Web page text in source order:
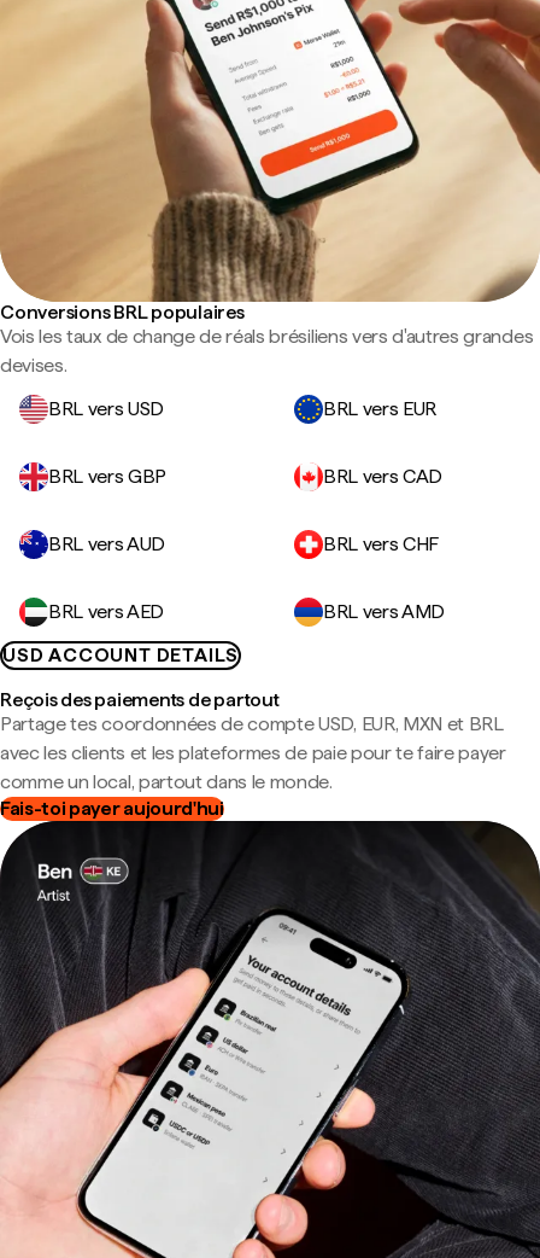
Conversions BRL populaires
Vois les taux de change de réals brésiliens vers d'autres grandes
devises.
BRL vers USD
BRL vers EUR
BRL vers GBP BRL vers CAD
BRL vers AUD BRL vers CHF
BRL vers AED
BRL vers AMD
USD ACCOUNT DETAILS
Reçois des paiements de partout
Partage tes coordonnées de compte USD, EUR, MXN et BRL
avec les clients et les plateformes de paie pour te faire payer
comme un local, partout dans le monde.
Fais-toi payer aujourd'hui